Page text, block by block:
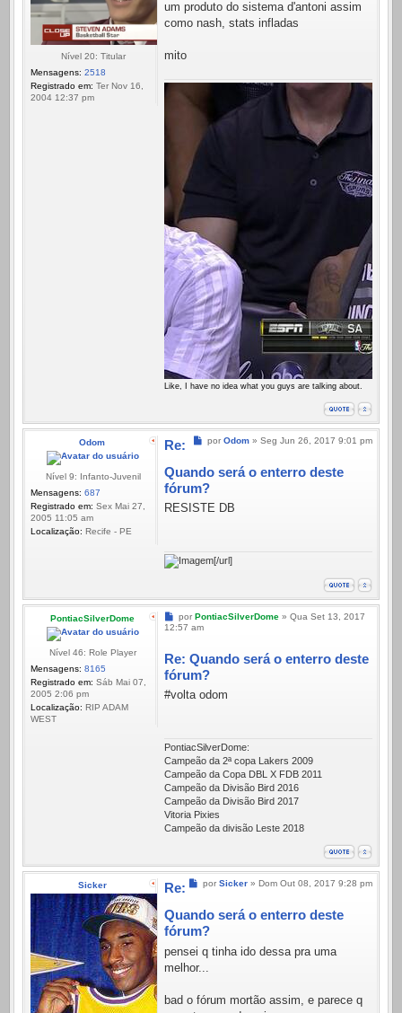
Nível 20: Titular
Mensagens: 2518
Registrado em: Ter Nov 16,
2004 12:37 pm
um produto do sistema d'antoni assim
como nash, stats infladas
mito
Like, I have no idea what you guys are talking about.
Odom
Nível 9: Infanto-Juvenil
Mensagens: 687
Registrado em: Sex Mai 27,
2005 11:05 am
Localização: Recife - PE
Mensagem
por Odom » Seg Jun 26, 2017 9:01 pm
Re:
Quando será o enterro deste
fórum?
RESISTE DB
[/url]
PontiacSilverDome
Nível 46: Role Player
Mensagens: 8165
Registrado em: Sáb Mai 07,
2005 2:06 pm
Localização: RIP ADAM
WEST
Mensagem
por PontiacSilverDome» Qua Set 13, 2017
12:57 am
Re: Quando será o enterro deste
fórum?
#volta odom
PontiacSilverDome:
Campeão da 2ª copa Lakers 2009
Campeão da Copa DBL X FDB 2011
Campeão da Divisão Bird 2016
Campeão da Divisão Bird 2017
Vitoria Pixies
Campeão da divisão Leste 2018
Sicker Mensagem
por Sicker » Dom Out 08, 2017 9:28 pm
Re:
Quando será o enterro deste
fórum?
pensei q tinha ido dessa pra uma
melhor...
bad o fórum mortão assim, e parece q